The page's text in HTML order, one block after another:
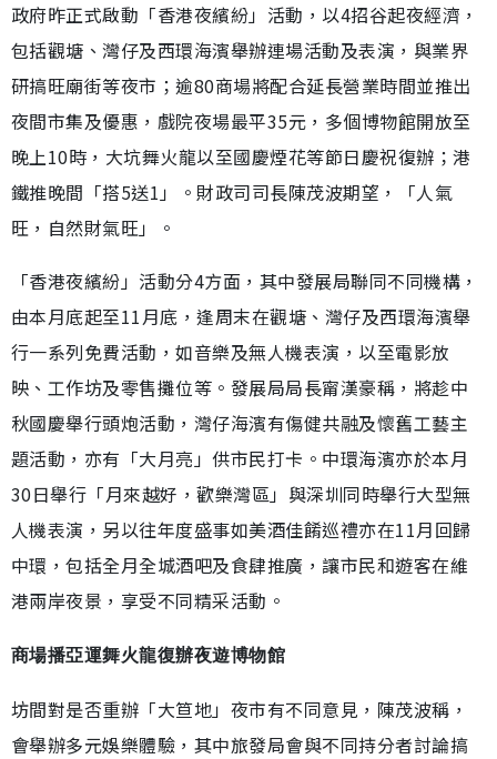
政府昨正式啟動「香港夜繽紛」活動，以4招谷起夜經濟，
包括觀塘、灣仔及西環海濱舉辦連場活動及表演，與業界
研搞旺廟街等夜市；逾80商場將配合延長營業時間並推出
夜間市集及優惠，戲院夜場最平35元，多個博物館開放至
晚上10時，大坑舞火龍以至國慶煙花等節日慶祝復辦；港
鐵推晚間「搭5送1」。財政司司長陳茂波期望，「人氣
旺，自然財氣旺」。
「香港夜繽紛」活動分4方面，其中發展局聯同不同機構，
由本月底起至11月底，逢周末在觀塘、灣仔及西環海濱舉
行一系列免費活動，如音樂及無人機表演，以至電影放
映、工作坊及零售攤位等。發展局局長甯漢豪稱，將趁中
秋國慶舉行頭炮活動，灣仔海濱有傷健共融及懷舊工藝主
題活動，亦有「大月亮」供市民打卡。中環海濱亦於本月
30日舉行「月來越好，歡樂灣區」與深圳同時舉行大型無
人機表演，另以往年度盛事如美酒佳餚巡禮亦在11月回歸
中環，包括全月全城酒吧及食肆推廣，讓市民和遊客在維
港兩岸夜景，享受不同精采活動。
商場播亞運舞火龍復辦夜遊博物館
坊間對是否重辦「大笪地」夜市有不同意見，陳茂波稱，
會舉辦多元娛樂體驗，其中旅發局會與不同持分者討論搞